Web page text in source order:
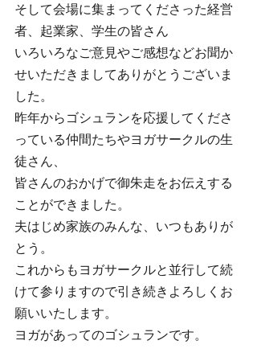
そして会場に集まってくださった経営
者、起業家、学生の皆さん
いろいろなご意見やご感想などお聞か
せいただきましてありがとうございま
した。
昨年からゴシュランを応援してくださ
っている仲間たちやヨガサークルの生
徒さん、
皆さんのおかげで御朱走をお伝えする
ことができました。
夫はじめ家族のみんな、いつもありが
とう。
これからもヨガサークルと並行して続
けて参りますので引き続きよろしくお
願いいたします。
ヨガがあってのゴシュランです。